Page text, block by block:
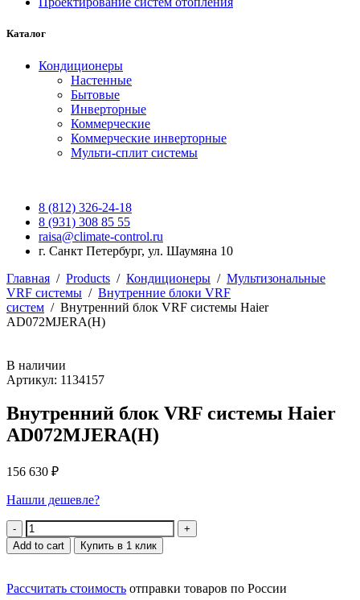
Каталог
Кондиционеры
Настенные
Бытовые
Инверторные
Коммерческие
Коммерческие инверторные
Мульти-сплит системы
8 (812) 326-24-18
8 (931) 308 85 55
raisa@climate-control.ru
г. Санкт Петербург, ул. Шаумяна 10
Главная / Products / Кондиционеры / Мультизональные
VRF системы / Внутренние блоки VRF
систем / Внутренний блок VRF системы Haier
AD072MJERA(H)
В наличии
Артикул: 1134157
Внутренний блок VRF системы Haier
AD072MJERA(H)
156 630 ₽
Нашли дешевле?
Quantity
Add to cart Купить в 1 клик
Рассчитать стоимость отправки товаров по России